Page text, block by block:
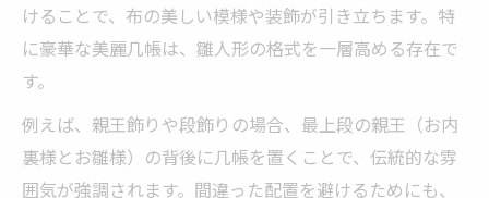
けることで、布の美しい模様や装飾が引き立ちます。特
に豪華な美麗几帳は、雛人形の格式を一層高める存在で
す。
例えば、親王飾りや段飾りの場合、最上段の親王（お内
裏様とお雛様）の背後に几帳を置くことで、伝統的な雰
囲気が強調されます。間違った配置を避けるためにも、